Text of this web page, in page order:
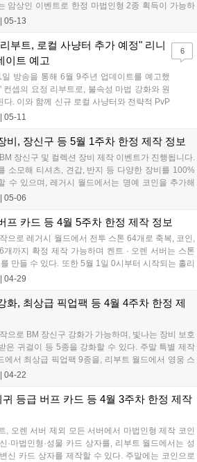
암상인 이벤트로 한정 마법인형 2종 획득이 가능하
스템과 다중 용해·삭제 기능이 추가되었다. 주간 한
05-13
부트, 로컬 사냥터 추가 예정" 리니
이트 예고
방송을 통해 6월 9주년 업데이트를 예고했
컨셉의 요정 리부트로, 불속성 마법 강화와 원
다. 이와 함께 신규 로컬 사냥터와 전략적 PvP
공허의 사원 개편 및 유일 등급 무기가 도입
양한 일정도 순차적으로 진행될 예정이다....
05-11
6
비, 장신구 등 5월 1주차 한정 제작 정보
장신구 및 컬렉션 장비 제작 이벤트가 진행됩니다.
소모해 티셔츠, 견갑, 반지 등 다양한 장비를 100%
수 있으며, 레거시 월드에서는 명예 코인을 추가해
장비를 얻을 수 있습니다. 또한 주말에는 성장 스톤
이번 제작 대상에서 제외되니 유의해야 합니다. 상
이드라인은 게임 내 제작 메뉴를 통해 확인 가능합
05-06
프 카드 등 4월 5주차 한정 제작 정보
으로 레거시 월드에서 전투 스톤 64개로 축복, 코인,
개까지 확정 제작 가능하며 켄트 · 오렌 서버는 스톤
만들 수 있다. 또한 5월 1일 0시부터 시작되는 홀리
는 코인 120만 개로 지난 기념일 변신, 마법인형, 성
04-29
화, 최상급 픽업팩 등 4월 4주차 한정 제
으로 BM 장신구 강화가 가능하며, 빛나는 장비 보호
은 귀걸이 등 5종을 강화할 수 있다. 주말 특별 제작
에서 최상급 픽업팩 9종을, 리부트 월드에서 영웅 스
약으로 제작할 수 있다....
04-22
귀 등급 버프 카드 등 4월 3주차 한정 제작
, 오렌 서버 제외 모든 서버에서 마법인형 제작 코인
·마법인형·성물 카드 상자를, 리부트 월드에서는 성
신 카드 상자를 제작할 수 있다. 주말에는 코인으로